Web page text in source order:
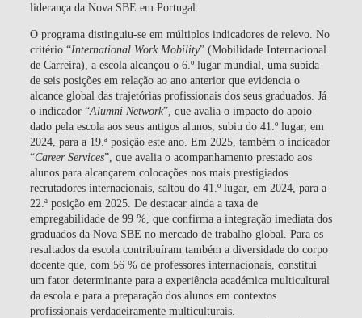
liderança da Nova SBE em Portugal.
O programa distinguiu-se em múltiplos indicadores de relevo. No
critério “International Work Mobility” (Mobilidade Internacional
de Carreira), a escola alcançou o 6.º lugar mundial, uma subida
de seis posições em relação ao ano anterior que evidencia o
alcance global das trajetórias profissionais dos seus graduados. Já
o indicador “Alumni Network”, que avalia o impacto do apoio
dado pela escola aos seus antigos alunos, subiu do 41.º lugar, em
2024, para a 19.ª posição este ano. Em 2025, também o indicador
“Career Services”, que avalia o acompanhamento prestado aos
alunos para alcançarem colocações nos mais prestigiados
recrutadores internacionais, saltou do 41.º lugar, em 2024, para a
22.ª posição em 2025. De destacar ainda a taxa de
empregabilidade de 99 %, que confirma a integração imediata dos
graduados da Nova SBE no mercado de trabalho global. Para os
resultados da escola contribuíram também a diversidade do corpo
docente que, com 56 % de professores internacionais, constitui
um fator determinante para a experiência académica multicultural
da escola e para a preparação dos alunos em contextos
profissionais verdadeiramente multiculturais.